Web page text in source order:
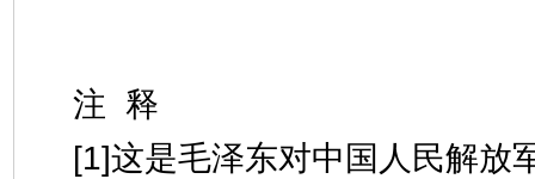
注 释
[1]这是毛泽东对中国人民解放